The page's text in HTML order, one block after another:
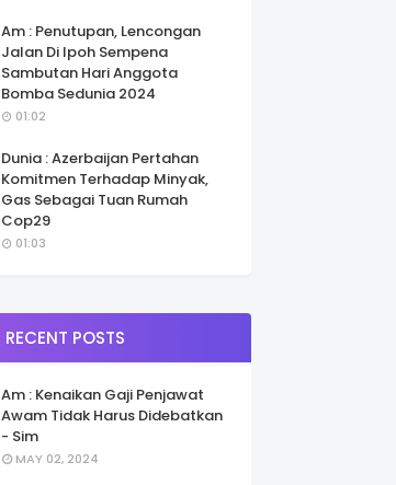
Am : Penutupan, Lencongan
Jalan Di Ipoh Sempena
Sambutan Hari Anggota
Bomba Sedunia 2024
01:02
Dunia : Azerbaijan Pertahan
Komitmen Terhadap Minyak,
Gas Sebagai Tuan Rumah
Cop29
01:03
RECENT POSTS
Am : Kenaikan Gaji Penjawat
Awam Tidak Harus Didebatkan
- Sim
MAY 02, 2024